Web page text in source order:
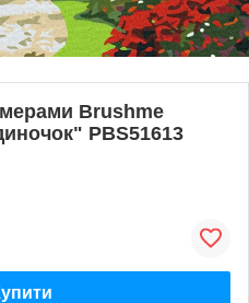
Brushme
PBS51613